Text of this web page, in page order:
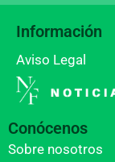
Información
Aviso Legal
Conócenos
Sobre nosotros